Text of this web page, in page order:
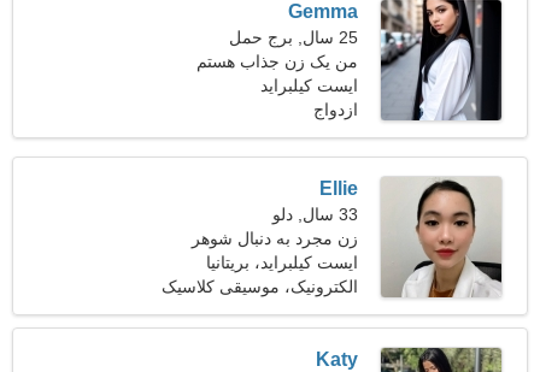
Gemma
25 سال, برج حمل
من یک زن جذاب هستم
ایست کیلبراید
ازدواج
Ellie
33 سال, دلو
زن مجرد به دنبال شوهر
ایست کیلبراید، بریتانیا
الکترونیک، موسیقی کلاسیک
Katy